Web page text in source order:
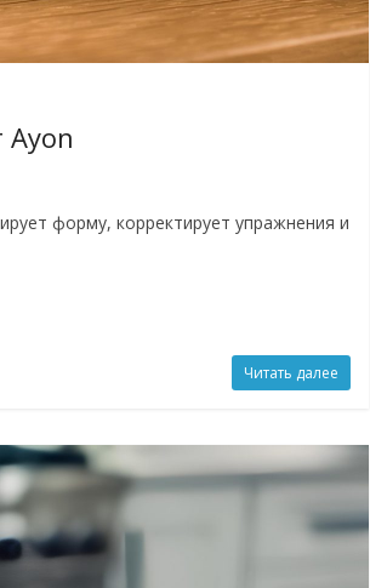
Ayon
форму, корректирует упражнения и
Читать далее